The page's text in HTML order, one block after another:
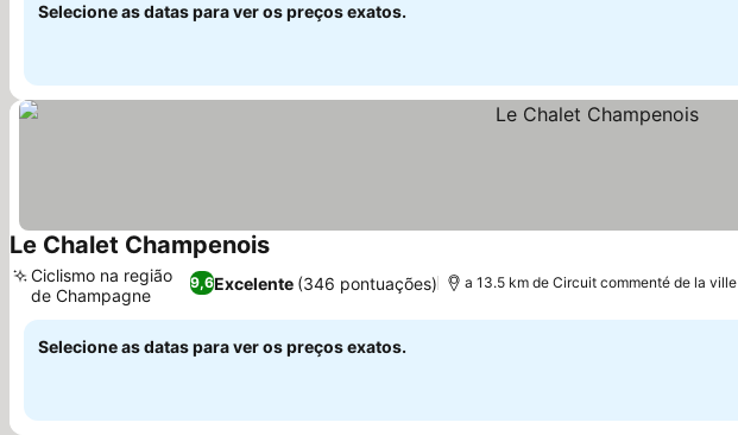
Selecione as datas para ver os preços exatos.
Le Chalet Champenois
9,6Excelente (346 pontuações)
Ciclismo na região
de Champagne
a 13.5 km de Circuit commenté de la ville
Selecione as datas para ver os preços exatos.